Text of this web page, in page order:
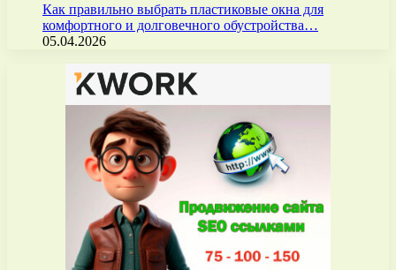
Как правильно выбрать пластиковые окна для
комфортного и долговечного обустройства…
05.04.2026